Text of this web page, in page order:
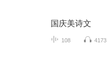
国庆美诗文
108 4173